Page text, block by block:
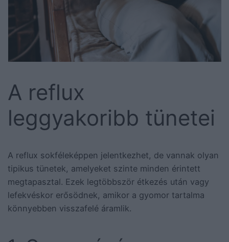
A reflux
leggyakoribb tünetei
A reflux sokféleképpen jelentkezhet, de vannak olyan
tipikus tünetek, amelyeket szinte minden érintett
megtapasztal. Ezek legtöbbször étkezés után vagy
lefekvéskor erősödnek, amikor a gyomor tartalma
könnyebben visszafelé áramlik.